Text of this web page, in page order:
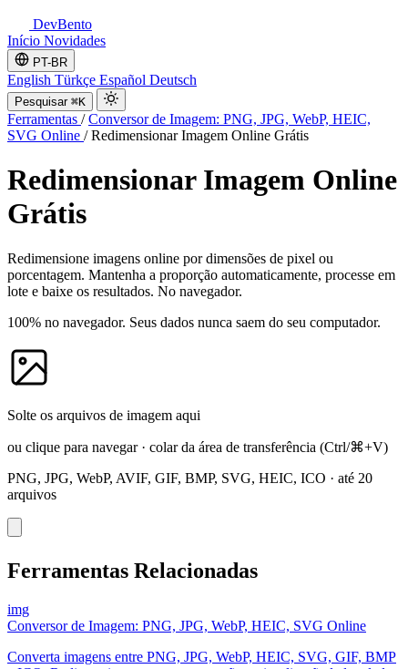
DevBento
Início Novidades
PT-BR
English Türkçe Español Deutsch
Pesquisar ⌘K
Ferramentas / Conversor de Imagem: PNG, JPG, WebP, HEIC,
SVG Online / Redimensionar Imagem Online Grátis
Redimensionar Imagem Online
Grátis
Redimensione imagens online por dimensões de pixel ou
porcentagem. Mantenha a proporção automaticamente, processe em
lote e baixe os resultados. No navegador.
100% no navegador. Seus dados nunca saem do seu computador.
Solte os arquivos de imagem aqui
ou clique para navegar· colar da área de transferência (Ctrl/⌘+V)
PNG, JPG, WebP, AVIF, GIF, BMP, SVG, HEIC, ICO · até 20
arquivos
Ferramentas Relacionadas
img
Conversor de Imagem: PNG, JPG, WebP, HEIC, SVG Online
Converta imagens entre PNG, JPG, WebP, HEIC, SVG, GIF, BMP